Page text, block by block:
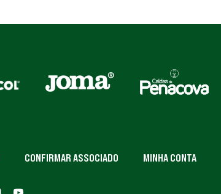
CONFIRMAR ASSOCIADO MINHA CONTA